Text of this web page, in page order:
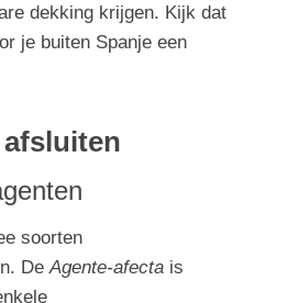
dekking krijgen. Kijk dat
je buiten Spanje een
soorten
De Agente-afecta is